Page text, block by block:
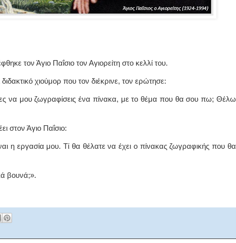
τον Άγιο Παΐσιο τον Αγιορείτη στο κελλί του.
χιούμορ που τον διέκρινε, τον ερώτησε:
να μου ζωγραφίσεις ένα πίνακα, με το θέμα που θα σου πω; Θέλω
στον Άγιο Παΐσιο:
η εργασία μου. Τί θα θέλατε να έχει ο πίνακας ζωγραφικής που θα
βουνά;».